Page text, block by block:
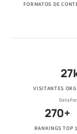
FORMATOS DE
VISITANTES
270+
RANKINGS TOP